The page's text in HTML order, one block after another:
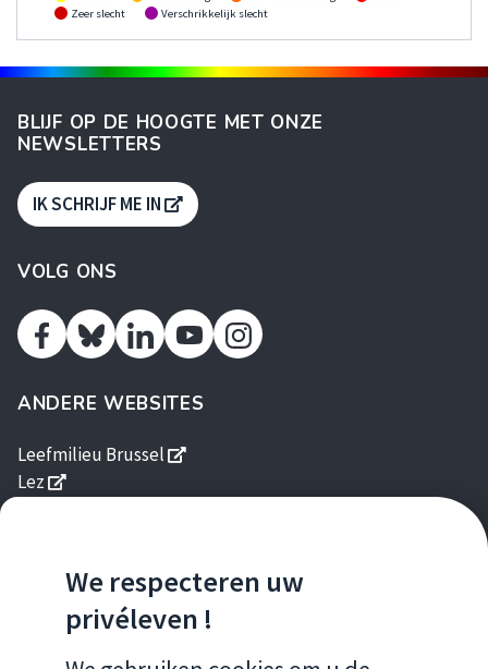
We respecteren uw
privéleven !
Zeer slecht
Verschrikkelijk slecht
BLIJF OP DE HOOGTE MET ONZE
NEWSLETTERS
IK SCHRIJF ME IN S'OUVRE DANS UNE NOUVELLE
VOLG ONS
FacebookTwitterLinkedinYoutubeInstagram
ANDERE WEBSITES
Leefmilieu Brussel
s'ouvre dans une nouvelle fenêtre
Lez
s'ouvre dans une nouvelle fenêtre
Homegrade
s'ouvre dans une nouvelle fenêtre
MOBIELE APPS